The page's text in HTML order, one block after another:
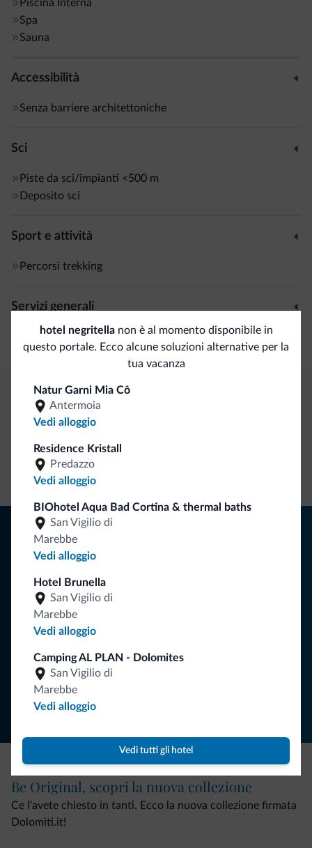
Piscina
Interna
Spa
Sauna
Accessibilità
Senza barriere architettoniche
Sci
Piste da sci/impianti <500 m
Deposito sci
Sport e attività
Percorsi trekking
Servizi generali
Cassetta di sicurezza
hotel negritellanon è al momento disponibile in
questo portale. Ecco alcune soluzioni alternative per la
tua vacanza
Natur Garni Mia Cô
Antermoia
Vedi alloggio
Residence Kristall
Predazzo
Vedi alloggio
BIOhotel Aqua Bad Cortina & thermal baths
San Vigilio di
Marebbe
Vedi alloggio
Hotel Brunella
San Vigilio di
Marebbe
Vedi alloggio
Camping AL PLAN - Dolomites
San Vigilio di
Marebbe
Vedi alloggio
Vedi tutti gli hotel
Vantaggi esclusivi Dolomiti.it
Contatto
diretto
Segui Dolomiti.it
Consigli dalle Dolomiti
Riceverai informazioni, offerte esclusive e news per la tua
ISCRIVITI ALLA NEWSLETTER
Be Original, scopri la nuova collezione
Ce l'avete chiesto in tanti. Ecco la nuova collezione firmata
Dolomiti.it!